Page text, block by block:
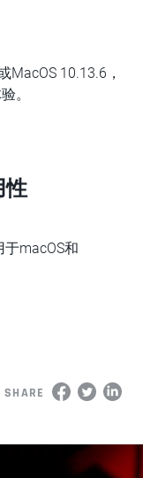
MacOS 10.13.6，
。
性
macOS和
SHARE